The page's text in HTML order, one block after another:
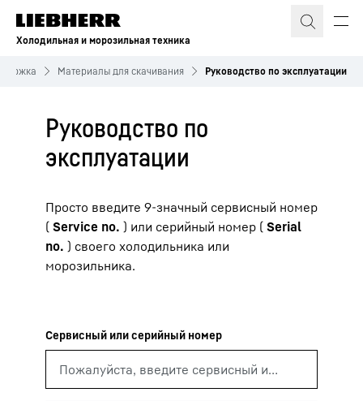
Холодильная и морозильная техника
Материалы для скачивания Руководство по эксплуатации
Руководство по
эксплуатации
Просто введите 9-значный сервисный номер
( Service no. ) или серийный номер ( Serial
no. ) своего холодильника или
морозильника.